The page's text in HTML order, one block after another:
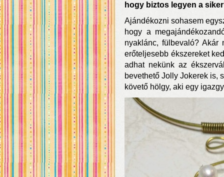
hogy biztos legyen a
Ajándékozni sohasem
hogy a
nyaklánc, fülbevaló? Akár
erőteljesebb ékszereket
adhat nekünk az
bevethető Jolly Jokerek is,
követő hölgy, aki egy